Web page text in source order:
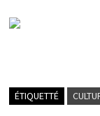
ÉTIQUETTÉ